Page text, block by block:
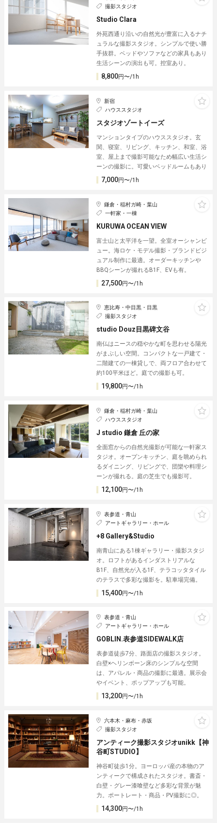
撮影スタジオ
Studio Clara
外苑西通り沿いの自然光が豊富に入るナチ
ュラルな撮影スタジオ。シンプルで使い勝
手抜群。ベッドやソファなどの家具もあり
生活シーンの演出も可。控室あり。
8,800円〜/1h
新宿
ハウススタジオ
スタジオゾートイーズ︎
マンションタイプのハウススタジオ。玄
関、寝室、リビング、キッチン、和室、浴
室、屋上まで撮影可能なため幅広い生活シ
ーンの撮影に。可愛いベッドルームもあり
7,000円〜/1h
鎌倉・稲村ガ崎・葉山
一軒家・一棟
KURUWA OCEAN VIEW
富士山と太平洋を一望。全室オーシャンビ
ュー。海ロケ・モデル撮影・ブランドビジ
ュアル制作に最適。オーダーキッチンや
BBQシーンが撮れるB1F、EVも有。
27,500円〜/1h
恵比寿・中目黒・目黒
撮影スタジオ
studio Douz目黒碑文谷
南仏はニースの穏やかな町を思わせる陽光
がまぶしい空間。コンパクトな一戸建て・
二階建ての一棟貸しで、両フロア合わせて
約100平米ほど。庭での撮影も可。
19,800円〜/1h
鎌倉・稲村ガ崎・葉山
ハウススタジオ
J studio 鎌倉 丘の家
全面窓からの自然光撮影が可能な一軒家ス
タジオ。オープンキッチン、庭を眺められ
るダイニング、リビングで、団欒や料理シ
ーンが撮れる。庭の芝生でも撮影可。
12,100円〜/1h
表参道・青山
アートギャラリー・ホール
+8 Gallery&Studio
南青山にある1棟ギャラリー・撮影スタジ
オ。ロフトがあるインダストリアルな
B1F、自然光が入る1F、テラコッタタイル
のテラスで多彩な撮影を。駐車場完備。
15,400円〜/1h
表参道・青山
アートギャラリー・ホール
GOBLIN.表参道SIDEWALK店
表参道徒歩7分、路面店の撮影スタジオ。
白壁×ヘリンボーン床のシンプルな空間
は、アパレル・商品の撮影に最適。展示会
やイベント、ポップアップも可能。
13,200円〜/1h
六本木・麻布・赤坂
撮影スタジオ
アンティーク撮影スタジオunikk【神
谷町STUDIO】
神谷町徒歩1分。ヨーロッパ産の本物のア
ンティークで構成されたスタジオ。書斎・
白壁・グレー漆喰壁など多彩な背景が魅
力。ポートレート・商品・PV撮影に◎。
14,300円〜/1h